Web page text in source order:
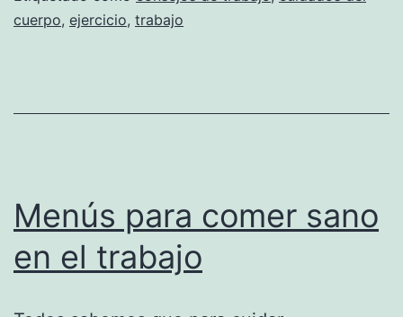
cuerpo, ejercicio, trabajo
Menús para comer sano
en el trabajo